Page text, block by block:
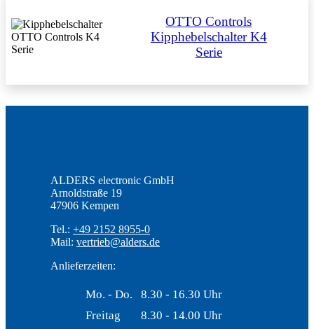
OTTO Controls
Kipphebelschalter K4
Serie
ALDERS electronic GmbH
Arnoldstraße 19
47906 Kempen
Tel.: +49 2152 8955-0
Mail: vertrieb@alders.de
Anlieferzeiten:
Mo. - Do.
8.30 - 16.30 Uhr
Freitag
8.30 - 14.00 Uhr